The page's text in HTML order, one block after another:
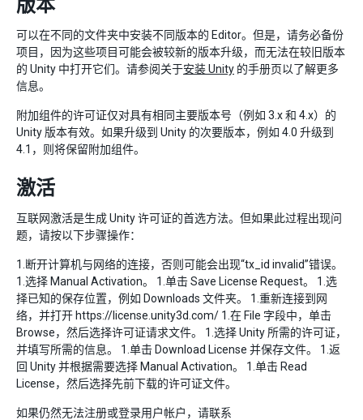
版本
可以在不同的文件夹中安装不同版本的 Editor。但是，请务必备份
项目，因为这些项目可能会被较新的版本升级，而无法在较旧版本
的 Unity 中打开它们。请参阅关于安装 Unity 的手册页以了解更多
信息。
附加组件的许可证仅对具有相同主要版本号（例如 3.x 和 4.x）的
Unity 版本有效。如果升级到 Unity 的次要版本，例如 4.0 升级到
4.1，则将保留附加组件。
激活
互联网激活是生成 Unity 许可证的首选方法。但如果此过程出现问
题，请按以下步骤操作：
1.断开计算机与网络的连接，否则可能会出现“tx_id invalid”错误。
1.选择 Manual Activation。 1.单击 Save License Request。 1.选
择已知的保存位置，例如 Downloads 文件夹。 1.重新连接到网
络，并打开 https://license.unity3d.com/ 1.在 File 字段中，单击
Browse，然后选择许可证请求文件。 1.选择 Unity 所需的许可证，
并填写所需的信息。 1.单击 Download License 并保存文件。 1.返
回 Unity 并根据需要选择 Manual Activation。 1.单击 Read
License，然后选择先前下载的许可证文件。
如果仍然无法注册或登录用户帐户，请联系